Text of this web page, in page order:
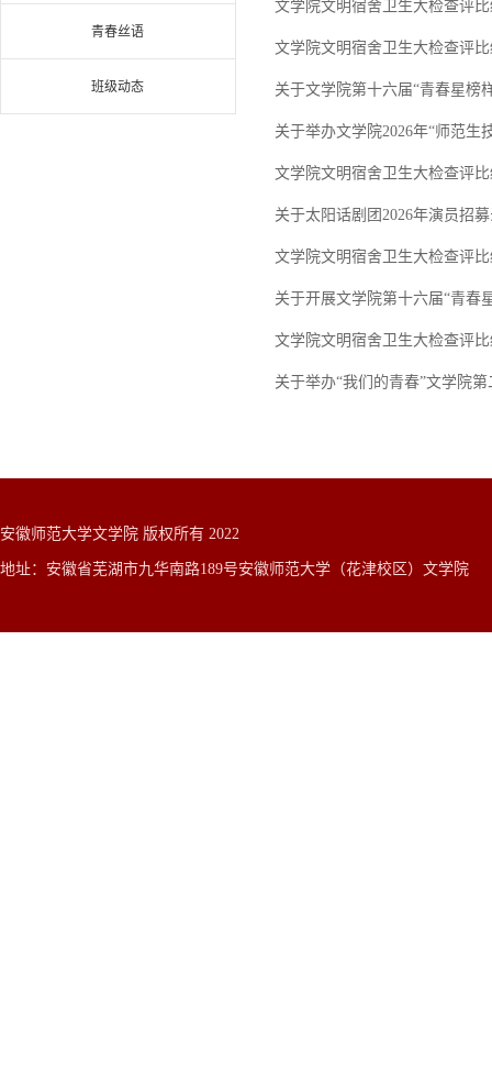
青春丝语
班级动态
文学院文明宿舍卫生大检查评
文学院文明宿舍卫生大检查评
关于文学院第十六届“青春星榜
关于举办文学院2026年“师范生
文学院文明宿舍卫生大检查评
关于太阳话剧团2026年演员招
文学院文明宿舍卫生大检查评
关于开展文学院第十六届“青春
文学院文明宿舍卫生大检查评
关于举办“我们的青春”文学院
安徽师范大学文学院 版权所有 2022
地址：安徽省芜湖市九华南路189号安徽师范大学（花津校区）文学院